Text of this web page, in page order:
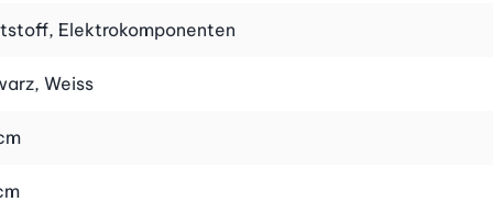
Etui, Gebrauchsanweisung und ein praktisches
Elektrokomponenten
Weiss